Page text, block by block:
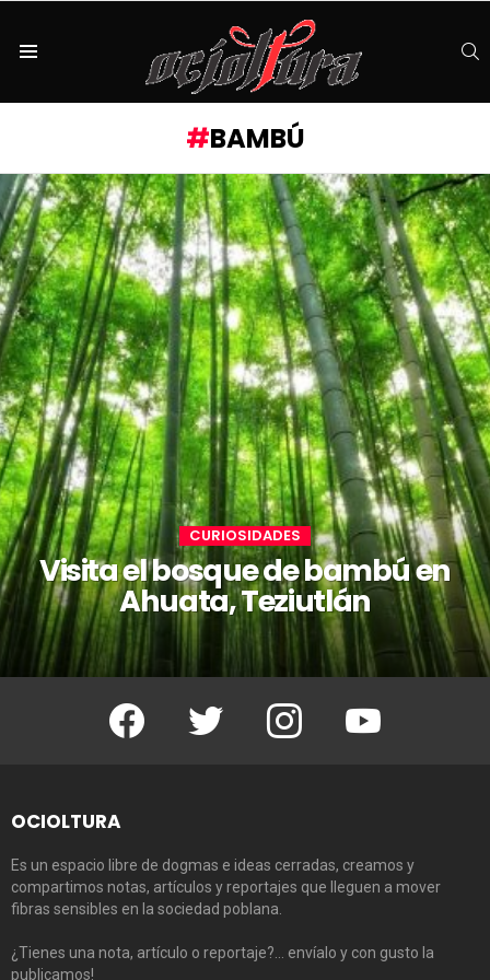
BAMBÚ
CURIOSIDADES
Visita el bosque de bambú en
Ahuata, Teziutlán
Facebook Twitter Instagram Youtube
OCIOLTURA
Es un espacio libre de dogmas e ideas cerradas, creamos y
compartimos notas, artículos y reportajes que lleguen a mover
fibras sensibles en la sociedad poblana.
¿Tienes una nota, artículo o reportaje?… envíalo y con gusto la
publicamos!